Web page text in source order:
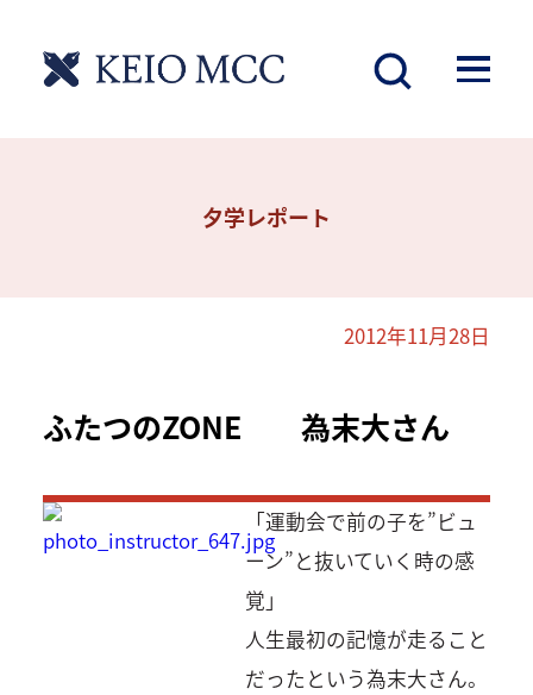
夕学レポート
2012年11月28日
ふたつのZONE 為末大さん
「運動会で前の子を”ビュ
ーン”と抜いていく時の感
覚」
人生最初の記憶が走ること
だったという為末大さん。